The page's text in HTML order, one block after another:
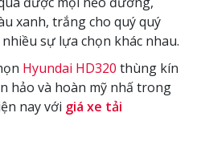
xanh, trắng cho quý quý
sự lựa chọn khác nhau.
Hyundai HD320 thùng kín
hảo và hoàn mỹ nhấ trong
nay với giá xe tải